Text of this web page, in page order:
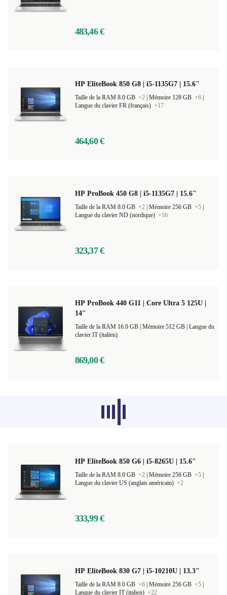
483,46 €
HP EliteBook 850 G8 | i5-1135G7 | 15.6"
Taille de la RAM 8.0 GB +2 Mémoire 128 GB +6
Langue du clavier FR (français) +17
464,60 €
HP ProBook 450 G8 | i5-1135G7 | 15.6"
Taille de la RAM 8.0 GB +2 Mémoire 256 GB +5
Langue du clavier ND (nordique) +16
323,37 €
HP ProBook 440 G11 | Core Ultra 5 125U |
14"
Langue du
clavier IT (italien)
869,00 €
Les produits recommandés dans d'autres
catégories ne se chargent pas pour le
HP EliteBook 850 G6 | i5-8265U | 15.6"
HP EliteBook 830 G7 | i5-10210U | 13.3"